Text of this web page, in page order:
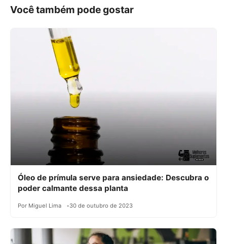
Você também pode gostar
Óleo de prímula serve para ansiedade: Descubra o
poder calmante dessa planta
Por Miguel Lima 30 de outubro de 2023